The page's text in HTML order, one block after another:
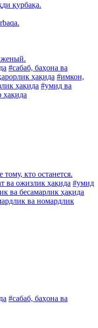
қурбақа.
#сабаб, баҳона ва
ҳақида #имкон,
ҳақида #умид ва
ҳақида
кто останется.
ва ожизлик ҳақида #умид
ва бесамарлик ҳақида
ва номардлик
#сабаб, баҳона ва